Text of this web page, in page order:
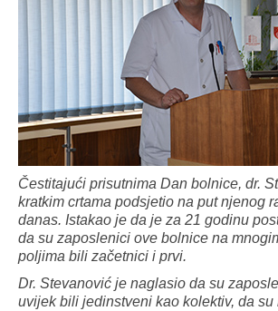
Čestitajući prisutnima Dan bolnice, dr.
kratkim crtama podsjetio na put njenog
danas. Istakao je da je za 21 godinu
da su zaposlenici ove bolnice na
poljima bili začetnici i prvi.
Dr. Stevanović je naglasio da su
uvijek bili jedinstveni kao kolektiv, da su